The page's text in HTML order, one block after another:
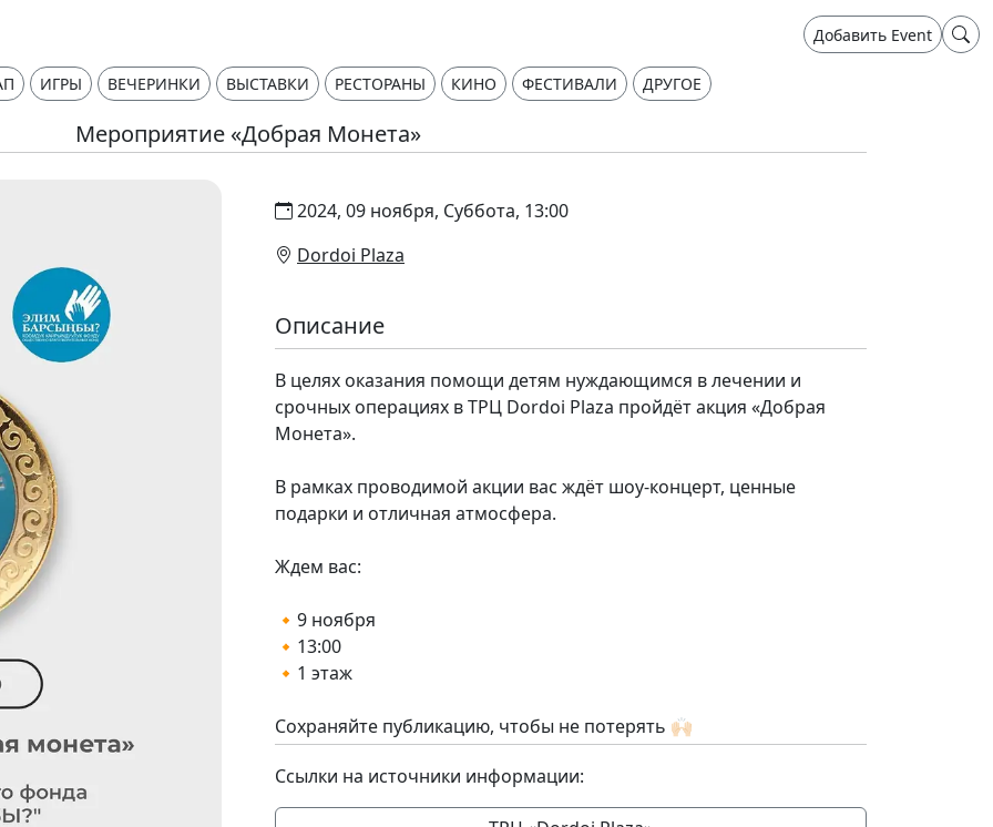
Добавить Event
ИГРЫ ВЕЧЕРИНКИ ВЫСТАВКИ РЕСТОРАНЫ КИНО ФЕСТИВАЛИ ДРУГОЕ
Мероприятие «Добрая Монета»
2024, 09 ноября, Суббота, 13:00
Dordoi Plaza
Описание
В целях оказания помощи детям нуждающимся в лечении и
срочных операциях в ТРЦ Dordoi Plaza пройдёт акция «Добрая
Монета».
В рамках проводимой акции вас ждёт шоу-концерт, ценные
подарки и отличная атмосфера.
Ждем вас:
🔸9 ноября
🔸13:00
🔸1 этаж
Сохраняйте публикацию, чтобы не потерять 🙌🏻
Ссылки на источники информации: